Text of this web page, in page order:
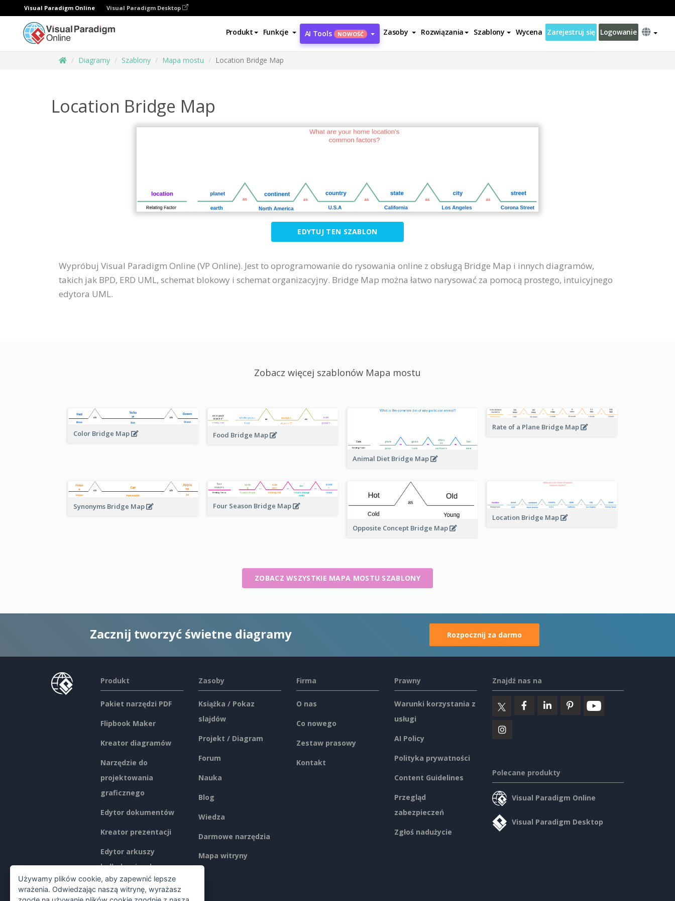
Visual Paradigm Online Visual Paradigm Desktop
Produkt Funkcje AI Tools NOWOŚĆ Zasoby Rozwiązania Szablony Wycena Zarejestruj się Logowanie
Diagramy Szablony Mapa mostu Location Bridge Map
Location Bridge Map
EDYTUJ TEN SZABLON
Wypróbuj Visual Paradigm Online (VP Online). Jest to oprogramowanie do rysowania online z obsługą Bridge Map i innych diagramów,
takich jak BPD, ERD UML, schemat blokowy i schemat organizacyjny. Bridge Map można łatwo narysować za pomocą prostego, intuicyjnego
edytora UML.
Zobacz więcej szablonów Mapa mostu
Color Bridge Map Food Bridge Map
Animal Diet Bridge Map
Rate of a Plane Bridge Map
Synonyms Bridge Map Four Season Bridge Map
Opposite Concept Bridge Map
Location Bridge Map
ZOBACZ WSZYSTKIE MAPA MOSTU SZABLONY
Zacznij tworzyć świetne diagramy Rozpocznij za darmo
Produkt
Pakiet narzędzi PDF
Flipbook Maker
Kreator diagramów
Narzędzie do
projektowania
graficznego
Edytor dokumentów
Kreator prezentacji
Edytor arkuszy
kalkulacyjnych
Ceny
Zasoby
Książka / Pokaz
slajdów
Projekt / Diagram
Forum
Nauka
Blog
Wiedza
Darmowe narzędzia
Mapa witryny
Firma
O nas
Co nowego
Zestaw prasowy
Kontakt
Prawny
Warunki korzystania z
usługi
AI Policy
Polityka prywatności
Content Guidelines
Przegląd
zabezpieczeń
Zgłoś nadużycie
Znajdź nas na
Polecane produkty
Visual Paradigm Online
Visual Paradigm Desktop
Używamy plików cookie, aby zapewnić lepsze
wrażenia. Odwiedzając naszą witrynę, wyrażasz